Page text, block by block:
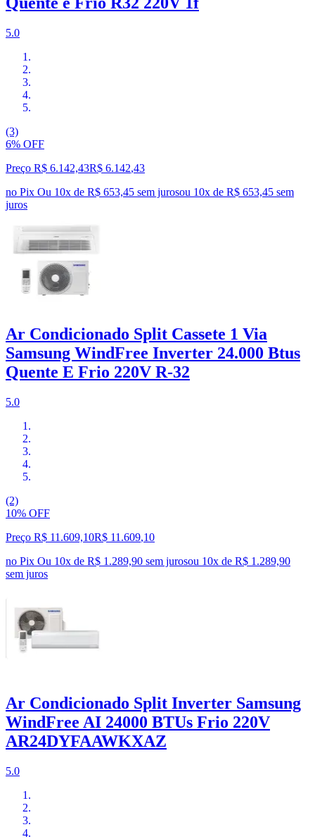
5.0
(3)
6% OFF
Preço R$ 6.142,43R$ 6.142,43
no Pix Ou 10x de R$ 653,45 sem jurosou 10x de R$ 653,45 sem
juros
Ar Condicionado Split Cassete 1 Via
Samsung WindFree Inverter 24.000 Btus
Quente E Frio 220V R-32
5.0
(2)
10% OFF
Preço R$ 11.609,10R$ 11.609,10
no Pix Ou 10x de R$ 1.289,90 sem jurosou 10x de R$ 1.289,90
sem juros
Ar Condicionado Split Inverter Samsung
WindFree AI 24000 BTUs Frio 220V
AR24DYFAAWKXAZ
5.0